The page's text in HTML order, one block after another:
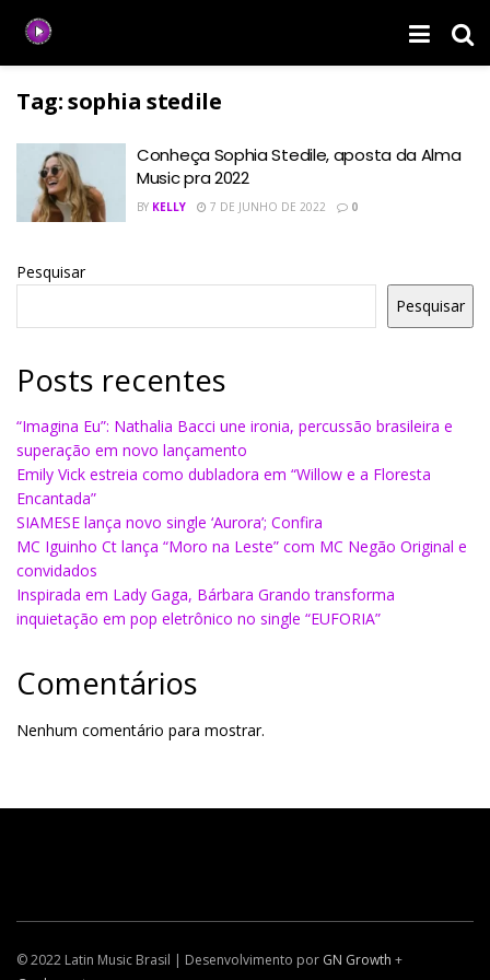
Tag:sophia stedile
Conheça Sophia Stedile, aposta da Alma
Music pra 2022
BY KELLY 7 DE JUNHO DE 2022 0
Pesquisar
Pesquisar
Posts recentes
“Imagina Eu”: Nathalia Bacci une ironia, percussão brasileira e
superação em novo lançamento
Emily Vick estreia como dubladora em “Willow e a Floresta
Encantada”
SIAMESE lança novo single ‘Aurora’; Confira
MC Iguinho Ct lança “Moro na Leste” com MC Negão Original e
convidados
Inspirada em Lady Gaga, Bárbara Grando transforma
inquietação em pop eletrônico no single “EUFORIA”
Comentários
Nenhum comentário para mostrar.
© 2022 Latin Music Brasil | Desenvolvimento por GN Growth +